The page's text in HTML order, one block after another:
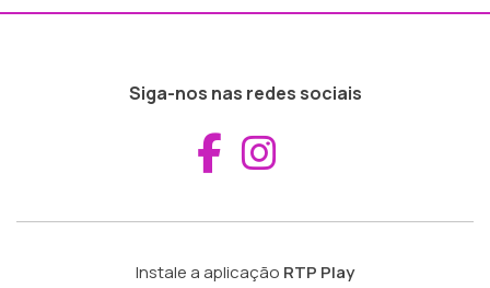
Siga-nos nas redes sociais
Aceder ao
Instale a aplicação RTP Play